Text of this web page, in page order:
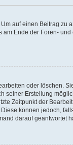
auf einen Beitrag
Ende der Foren-
oder löschen.
Erstellung
Zeitpunkt der
können jedoch,
darauf geantwortet